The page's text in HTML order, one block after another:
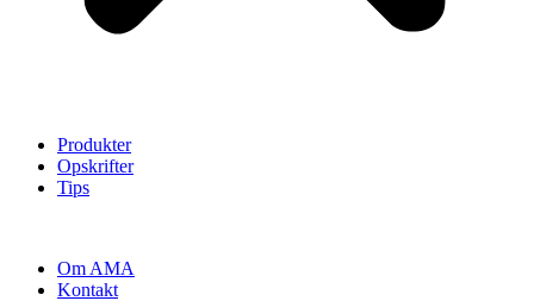
Produkter
Opskrifter
Tips
Om AMA
Kontakt